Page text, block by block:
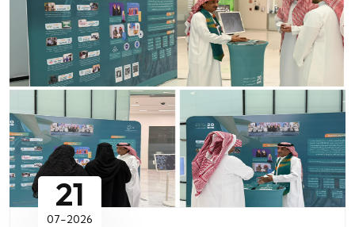
21
07-2026